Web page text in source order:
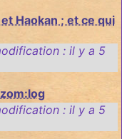
Haokan ; et ce qui
: il y a 5
: il y a 5